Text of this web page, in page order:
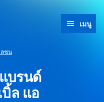
เมนู
ชน
บรนด์
บิ้ล แอ